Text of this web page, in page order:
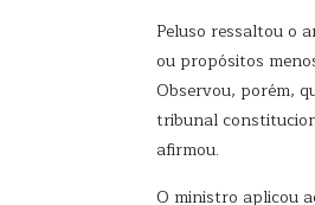
Peluso ressaltou o
ou propósitos
Observou, porém,
tribunal
afirmou.
O ministro aplicou